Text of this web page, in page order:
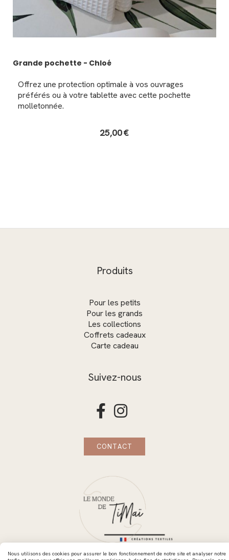
Grande pochette - Chloé
Offrez une protection optimale à vos ouvrages
préférés ou à votre tablette avec cette pochette
molletonnée.
25,00€
Produits
Pour les petits
Pour les grands
Les collections
Coffrets cadeaux
Carte cadeau
Suivez-nous
 
CONTACT
Nous utilisons des cookies pour assurer le bon fonctionnement de notre site et analyser notre